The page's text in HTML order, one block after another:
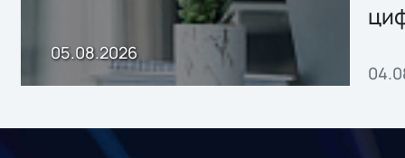
05.08.2026